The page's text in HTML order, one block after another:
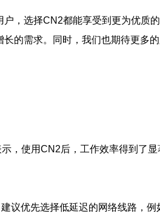
，选择CN2都能享受到更为优质的
的需求。同时，我们也期待更多
，使用CN2后，工作效率得到了显
议优先选择低延迟的网络线路，例